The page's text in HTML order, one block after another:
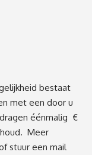
bestaat
met een door u
éénmalig €
Meer
stuur een mail